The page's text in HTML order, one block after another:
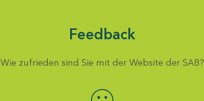
Feedback
Wie zufrieden sind Sie mit der Website der SAB?
Bewertung auswählen